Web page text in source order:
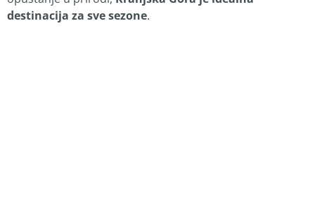
destinacija za sve sezone.